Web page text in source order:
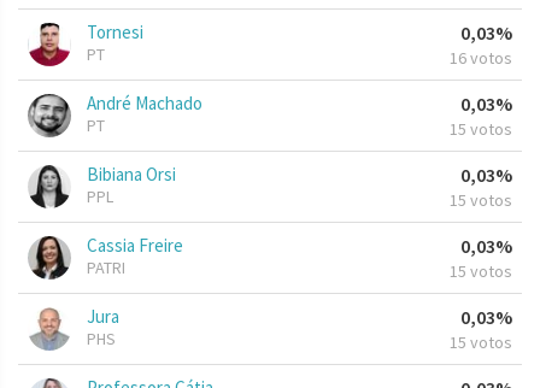
Tornesi
PT
0,03%
16 votos
André Machado
PT
0,03%
15 votos
Bibiana Orsi
PPL
0,03%
15 votos
Cassia Freire
PATRI
0,03%
15 votos
Jura
PHS
0,03%
15 votos